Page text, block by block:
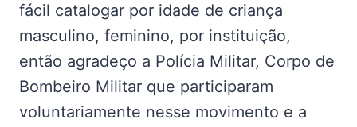
fácil catalogar por idade de criança
masculino, feminino, por instituição,
então agradeço a Polícia Militar, Corpo de
Bombeiro Militar que participaram
voluntariamente nesse movimento e a